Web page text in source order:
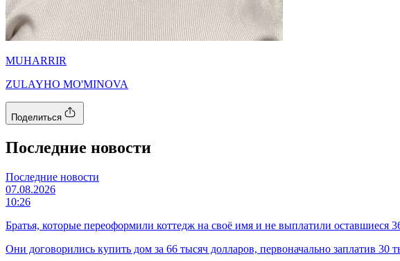
MUHARRIR
ZULAYHO MO'MINOVA
Поделиться
Последние новости
Последние новости
07.08.2026
10:26
Братья, которые переоформили коттедж на своё имя и не выплатили оставшиеся
Они договорились купить дом за 66 тысяч долларов, первоначально заплатив 30